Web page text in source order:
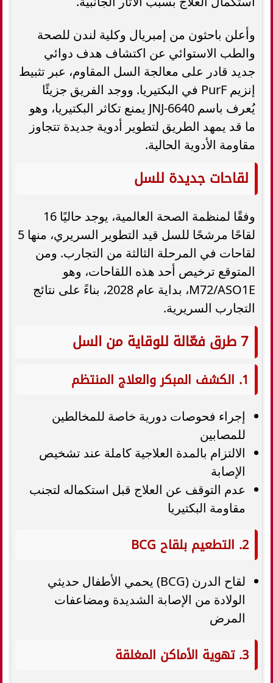
وأعلن باحثون من إمبريال وكلية لندن للصحة
والطب الاستوائي عن اكتشاف هدف دوائي
جديد قادر على معالجة السل المقاوم، عبر تثبيط
إنزيم PurF في البكتيريا. ووجد الفريق جزيئًا
يُعرف باسم JNJ-6640 يمنع تكاثر البكتيريا، وهو
ما قد يمهد الطريق لتطوير أدوية جديدة تتجاوز
مقاومة الأدوية الحالية.
لقاحات جديدة للسل
وفقًا لمنظمة الصحة العالمية، يوجد حاليًا 16
لقاحًا مرشحًا للسل قيد التطوير السريري، منها 5
لقاحات في المرحلة الثالثة من التجارب. ومن
المتوقع ترخيص أحد هذه اللقاحات، وهو
M72/ASO1E، بداية عام 2028، بناءً على نتائج
التجارب السريرية.
7 طرق فعّالة للوقاية من السل
1. الكشف المبكر والعلاج المنتظم
إجراء فحوصات دورية خاصة للمخالطين
للمصابين
الالتزام بالمدة العلاجية كاملة عند تشخيص
الإصابة
عدم التوقف عن العلاج قبل استكماله لتجنب
مقاومة البكتيريا
2. التطعيم بلقاح BCG
لقاح الدرن (BCG) يحمي الأطفال حديثي
الولادة من الإصابة الشديدة ومضاعفات
المرض
3. تهوية الأماكن المغلقة